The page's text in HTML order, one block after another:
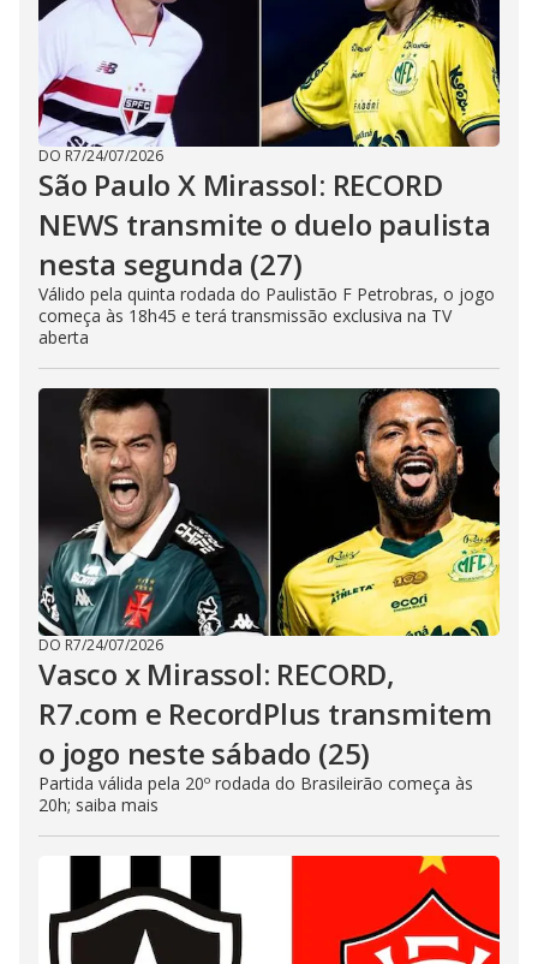
DO R7/24/07/2026
São Paulo X Mirassol: RECORD
NEWS transmite o duelo paulista
nesta segunda (27)
Válido pela quinta rodada do Paulistão F Petrobras, o jogo
começa às 18h45 e terá transmissão exclusiva na TV
aberta
DO R7/24/07/2026
Vasco x Mirassol: RECORD,
R7.com e RecordPlus transmitem
o jogo neste sábado (25)
Partida válida pela 20º rodada do Brasileirão começa às
20h; saiba mais